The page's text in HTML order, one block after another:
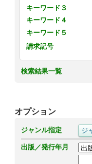
キーワード３
キーワード４
キーワード５
請求記号
検索結果一覧
オプション
ジャンル指定
出版／発行年月